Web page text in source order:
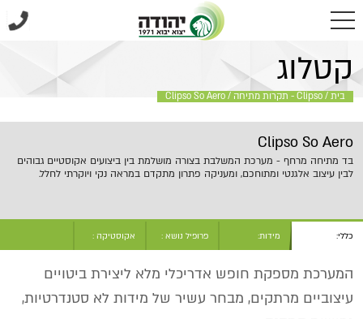
בית Clipso So Aero
קטלוג
בית / Clipso - תקרות מתיחה /
Clipso So Aero
Clipso So Aero
בד מתיחה מרחף - מערכת המשלבת בצורה מושלמת בין ביצועים אקוסטיים גבוהים
לבין עיצוב אלגנטי ומתוחכם, ומעניקה פתרון מתקדם במראה נקי ויוקרתי לחלל.
כללי: מידות: פרופיל נושא : אקוסטיקה :
המערכת מספקת חופש אדריכלי מלא ליצירת ביטויים
עיצוביים מרתקים, מבחר עשיר של מידות לא סטנדרטיות,